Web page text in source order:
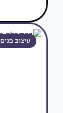
עיצוב פנים